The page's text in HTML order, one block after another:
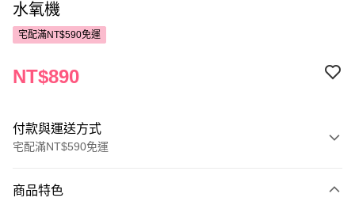
水氧機
宅配滿NT$590免運
NT$890
付款與運送方式
宅配滿NT$590免運
POYA支付
商品特色